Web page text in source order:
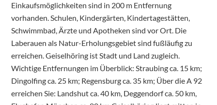
Einkaufsmöglichkeiten sind in 200 m Entfernung
vorhanden. Schulen, Kindergärten, Kindertagestätten,
Schwimmbad, Ärzte und Apotheken sind vor Ort. Die
Laberauen als Natur-Erholungsgebiet sind fußläufig zu
erreichen. Geiselhöring ist Stadt und Land zugleich.
Wichtige Entfernungen im Überblick: Straubing ca. 15 km;
Dingolfing ca. 25 km; Regensburg ca. 35 km; Über die A 92
erreichen Sie: Landshut ca. 40 km, Deggendorf ca. 50 km,